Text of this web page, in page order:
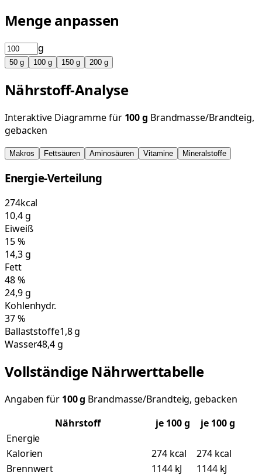
Menge anpassen
g
50 g 100 g 150 g 200 g
Nährstoff-Analyse
Interaktive Diagramme für 100g Brandmasse/Brandteig,
gebacken
Makros Fettsäuren Aminosäuren Vitamine Mineralstoffe
Energie-Verteilung
274kcal
10,4g
Eiweiß
15%
14,3g
Fett
48%
24,9g
Kohlenhydr.
37%
Ballaststoffe1,8 g
Wasser48,4 g
Vollständige Nährwerttabelle
Angaben für 100g Brandmasse/Brandteig, gebacken
Nährstoff
je 100g
je 100 g
Energie
Kalorien
274 kcal
274 kcal
Brennwert
1144 kJ 1144 kJ